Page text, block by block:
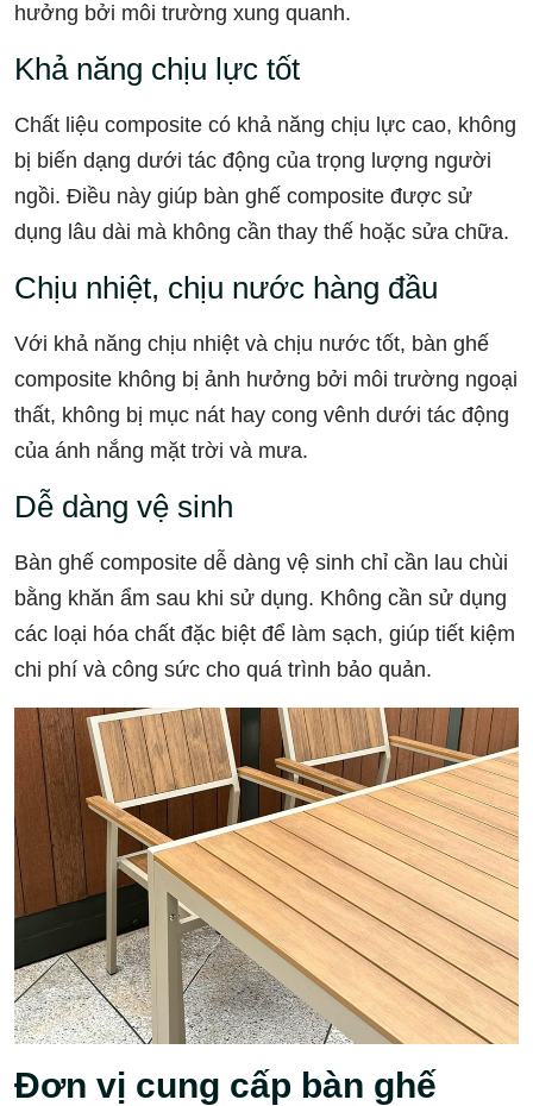
hưởng bởi môi trường xung quanh.
Khả năng chịu lực tốt
Chất liệu composite có khả năng chịu lực cao, không
bị biến dạng dưới tác động của trọng lượng người
ngồi. Điều này giúp bàn ghế composite được sử
dụng lâu dài mà không cần thay thế hoặc sửa chữa.
Chịu nhiệt, chịu nước hàng đầu
Với khả năng chịu nhiệt và chịu nước tốt, bàn ghế
composite không bị ảnh hưởng bởi môi trường ngoại
thất, không bị mục nát hay cong vênh dưới tác động
của ánh nắng mặt trời và mưa.
Dễ dàng vệ sinh
Bàn ghế composite dễ dàng vệ sinh chỉ cần lau chùi
bằng khăn ẩm sau khi sử dụng. Không cần sử dụng
các loại hóa chất đặc biệt để làm sạch, giúp tiết kiệm
chi phí và công sức cho quá trình bảo quản.
Đơn vị cung cấp bàn ghế